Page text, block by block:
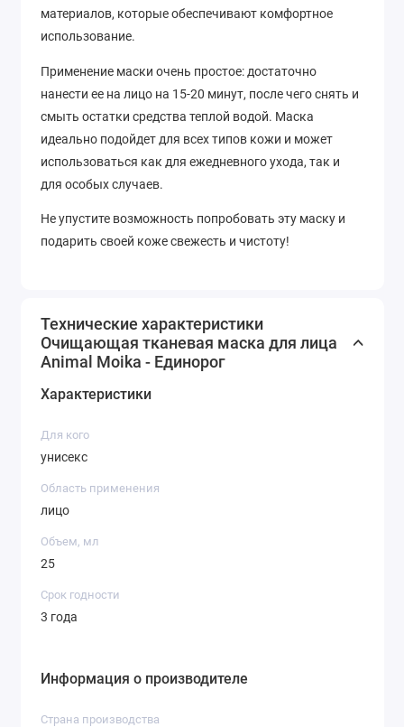
материалов, которые обеспечивают комфортное
использование.
Применение маски очень простое: достаточно
нанести ее на лицо на 15-20 минут, после чего снять и
смыть остатки средства теплой водой. Маска
идеально подойдет для всех типов кожи и может
использоваться как для ежедневного ухода, так и
для особых случаев.
Не упустите возможность попробовать эту маску и
подарить своей коже свежесть и чистоту!
Технические характеристики
Очищающая тканевая маска для лица
Animal Moika - Единорог
Характеристики
Для кого
унисекс
Область применения
лицо
Объем, мл
25
Срок годности
3 года
Информация о производителе
Страна производства